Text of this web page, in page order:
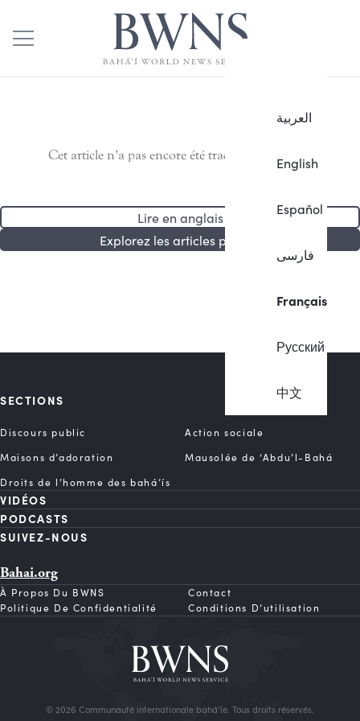
العربية
English
Español
فارسی
Français
Русский
中文
Cet article n’a pas encore été traduit en français.
Lire en anglais
Explorez les articles publiés
SECTIONS
Discours public
Action sociale
Maisons d’adoration
Mausolée de ‘Abdu’l-Bahá
Droits de l’homme des bahá’ís
VIDÉOS
PODCASTS
SUIVEZ-NOUS
Bahai.org
À Propos Du BWNS
Contact
Politique De Confidentialité
Conditions D’utilisation
© 2026 Communauté internationale bahá’íe. Tous droits réservés.